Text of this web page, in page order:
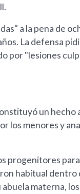
a la pena de
La defensa
por "lesiones
un hecho
los menores y
progenitores
habitual dentro
materna,